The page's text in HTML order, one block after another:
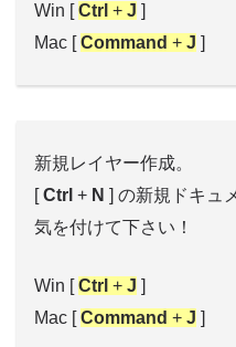
Win [Ctrl + J ]
Mac [Command + J ]
新規レイヤー作成。
[Ctrl + N ] の新規ドキュ
気を付けて下さい！
Win [Ctrl + J ]
Mac [Command + J ]